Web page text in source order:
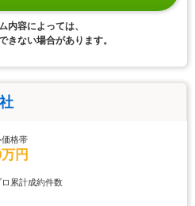
内容によっては、
きない場合があります。
格帯
円
ロ累計成約件数